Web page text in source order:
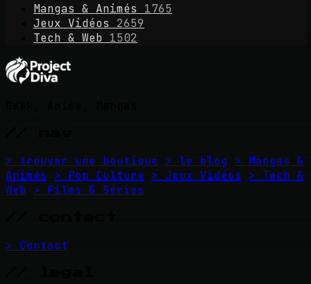
Mangas & Animés
1765
Jeux Vidéos
2659
Tech & Web 1502
> trouver une boutique > le blog > Mangas &
Animés
> Pop Culture > Jeux Vidéos
> Tech &
Web > Films & Séries
> Contact